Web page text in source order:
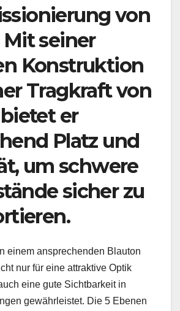
von
seiner
Konstruktion
Tragkraft von
er
Platz und
um schwere
sicher zu
einem ansprechenden Blauton
nur für eine attraktive Optik
eine gute Sichtbarkeit in
gewährleistet. Die 5 Ebenen